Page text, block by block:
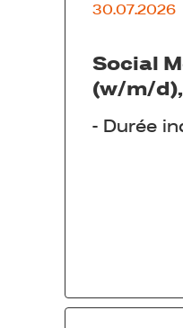
30.07.2026
Social
(w/m/
- Durée